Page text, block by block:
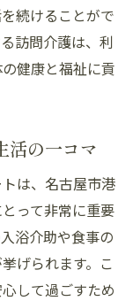
続けることがで
訪問介護は、利
健康と福祉に貢
活の一コマ
は、名古屋市港
って非常に重要
浴介助や食事の
げられます。こ
して過ごすため